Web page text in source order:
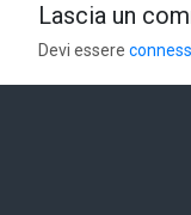
Lascia un
Devi essere